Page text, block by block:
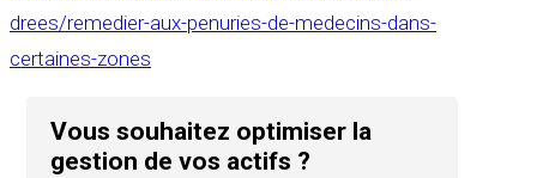
drees/remedier-aux-penuries-de-medecins-dans-
certaines-zones
Vous souhaitez optimiser la
gestion de vos actifs ?